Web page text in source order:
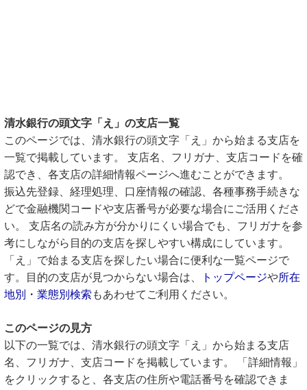
清水銀行の頭文字「え」の支店一覧
このページでは、清水銀行の頭文字「え」から始まる支店を
一覧で掲載しています。 支店名、フリガナ、支店コードを確
認でき、各支店の詳細情報ページへ進むことができます。
振込先登録、経理処理、口座情報の確認、各種事務手続きな
どで金融機関コードや支店番号が必要な場合にご活用くださ
い。 支店名の読み方が分かりにくい場合でも、フリガナを参
考にしながら目的の支店を探しやすい構成にしています。
「え」で始まる支店を探したい場合に便利な一覧ページで
す。目的の支店が見つからない場合は、
トップページや所在
地別・業態別検索 もあわせてご利用ください。
このページの見方
以下の一覧では、清水銀行の頭文字「え」から始まる支店
名、フリガナ、支店コードを掲載しています。 「詳細情報」
をクリックすると、各支店の住所や電話番号を確認できま